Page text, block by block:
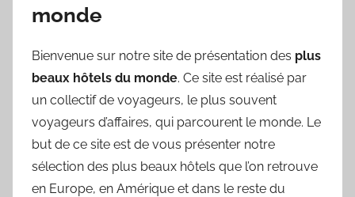
monde
Bienvenue sur notre site de présentation des plus
beaux hôtels du monde. Ce site est réalisé par
un collectif de voyageurs, le plus souvent
voyageurs d’affaires, qui parcourent le monde. Le
but de ce site est de vous présenter notre
sélection des plus beaux hôtels que l’on retrouve
en Europe, en Amérique et dans le reste du